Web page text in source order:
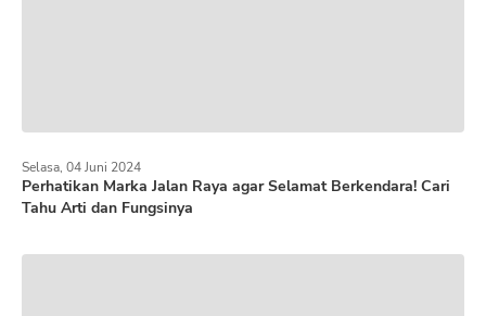
Perhatikan Marka Jalan Raya agar Selamat Berkendara! Cari
Tahu Arti dan Fungsinya
Selasa, 04 Juni 2024